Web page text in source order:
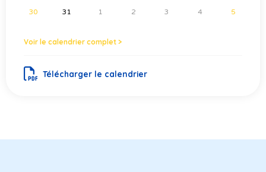
30 31 1 2 3 4 5
Voir le calendrier complet >
Télécharger le calendrier